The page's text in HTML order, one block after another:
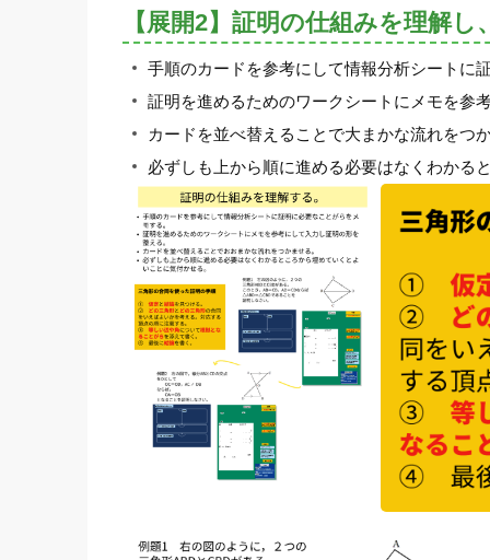
【展開2】証明の仕組みを理解
手順のカードを参考にして情報分析シートに
証明を進めるためのワークシートにメモを参
カードを並べ替えることで大まかな流れをつ
必ずしも上から順に進める必要はなくわかる